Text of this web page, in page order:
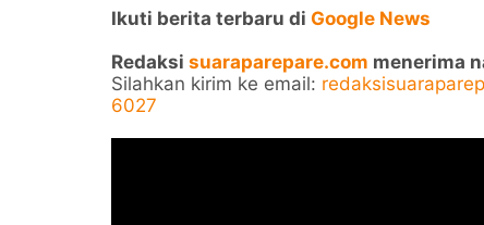
Ikuti berita terbaru di Google News
Redaksi suaraparepare.com menerima
Silahkan kirim ke email:
6027